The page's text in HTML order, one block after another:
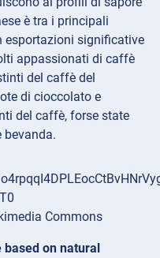
è tra i principali
esportazioni significative
appassionati di caffè
del caffè del
di cioccolato e
del caffè, forse state
bevanda.
Commons
based on natural